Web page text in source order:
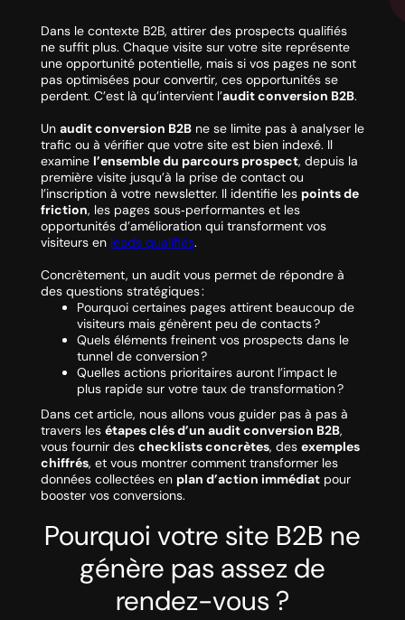
Dans le contexte B2B, attirer des prospects qualifiés
ne suffit plus. Chaque visite sur votre site représente
une opportunité potentielle, mais si vos pages ne sont
pas optimisées pour convertir, ces opportunités se
perdent. C’est là qu’intervient l’audit conversion B2B.
Un audit conversion B2Bne se limite pas à analyser le
trafic ou à vérifier que votre site est bien indexé. Il
examine l’ensemble du parcours prospect, depuis la
première visite jusqu’à la prise de contact ou
l’inscription à votre newsletter. Il identifie les points de
friction, les pages sous‑performantes et les
opportunités d’amélioration qui transforment vos
visiteurs en leads qualifiés.
Concrètement, un audit vous permet de répondre à
des questions stratégiques :
Pourquoi certaines pages attirent beaucoup de
visiteurs mais génèrent peu de contacts ?
Quels éléments freinent vos prospects dans le
tunnel de conversion ?
Quelles actions prioritaires auront l’impact le
plus rapide sur votre taux de transformation ?
Dans cet article, nous allons vous guider pas à pas à
travers les étapes clés d’un audit conversion B2B,
vous fournir des checklists concrètes, des exemples
chiffrés, et vous montrer comment transformer les
données collectées en plan d’action immédiatpour
booster vos conversions.
Pourquoi votre site B2B ne
génère pas assez de
rendez-vous ?